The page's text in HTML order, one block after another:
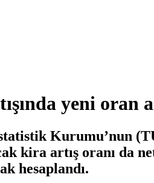
yeni oran
Kurumu’nun
kira artış oranı da
hesaplandı.